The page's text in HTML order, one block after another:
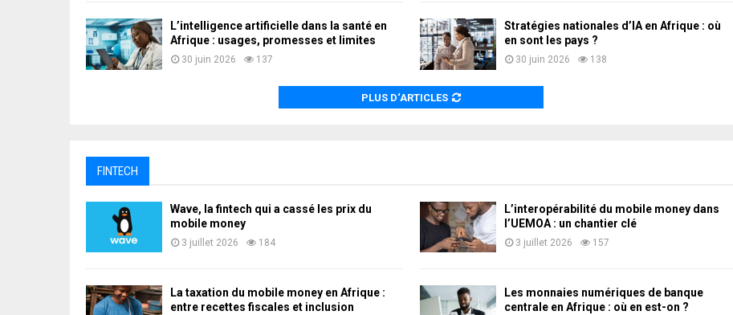
L’intelligence artificielle dans la santé en
Afrique : usages, promesses et limites
30 juin 2026 137
Stratégies nationales d’IA en Afrique : où
en sont les pays ?
30 juin 2026 138
PLUS D‘ARTICLES
FINTECH
Wave, la fintech qui a cassé les prix du
mobile money
3 juillet 2026 184
L’interopérabilité du mobile money dans
l’UEMOA : un chantier clé
3 juillet 2026 157
La taxation du mobile money en Afrique :
entre recettes fiscales et inclusion
Les monnaies numériques de banque
centrale en Afrique : où en est-on ?